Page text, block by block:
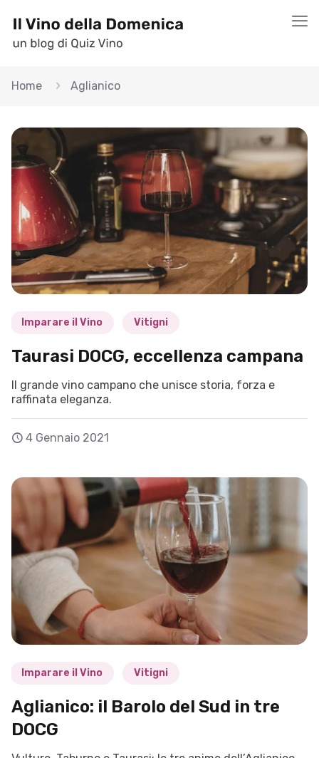
Home Aglianico
Imparare il Vino Vitigni
Taurasi DOCG, eccellenza campana
Il grande vino campano che unisce storia, forza e
raffinata eleganza.
4 Gennaio 2021
Imparare il Vino Vitigni
Aglianico: il Barolo del Sud in tre
DOCG